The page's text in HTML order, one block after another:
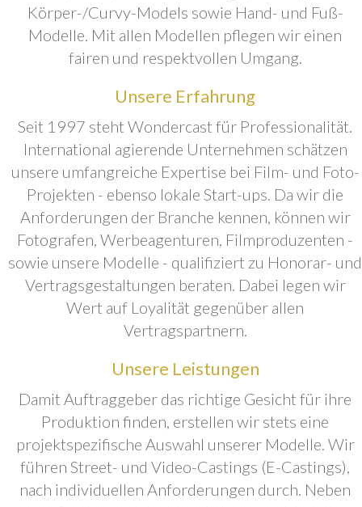
Körper-/Curvy-Models sowie Hand- und Fuß-
Modelle. Mit allen Modellen pflegen wir einen
fairen und respektvollen Umgang.
Unsere Erfahrung
Seit 1997 steht Wondercast für Professionalität.
International agierende Unternehmen schätzen
unsere umfangreiche Expertise bei Film- und Foto-
Projekten - ebenso lokale Start-ups. Da wir die
Anforderungen der Branche kennen, können wir
Fotografen, Werbeagenturen, Filmproduzenten -
sowie unsere Modelle - qualifiziert zu Honorar- und
Vertragsgestaltungen beraten. Dabei legen wir
Wert auf Loyalität gegenüber allen
Vertragspartnern.
Unsere Leistungen
Damit Auftraggeber das richtige Gesicht für ihre
Produktion finden, erstellen wir stets eine
projektspezifische Auswahl unserer Modelle. Wir
führen Street- und Video-Castings (E-Castings),
nach individuellen Anforderungen durch. Neben